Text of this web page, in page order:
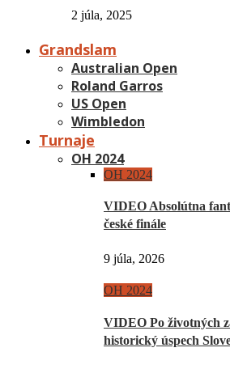
2 júla, 2025
Grandslam
Australian Open
Roland Garros
US Open
Wimbledon
Turnaje
OH 2024
OH 2024
VIDEO Absolútna
české finále
9 júla, 2026
OH 2024
VIDEO Po životných
historický úspech